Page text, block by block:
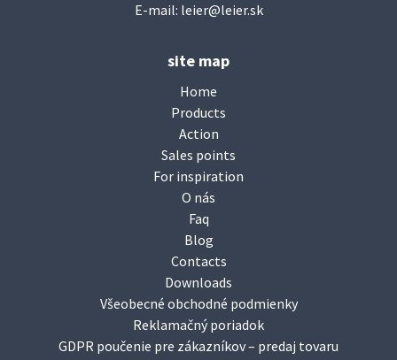
E-mail: leier@leier.sk
site map
Home
Products
Action
Sales points
For inspiration
O nás
Faq
Blog
Contacts
Downloads
Všeobecné obchodné podmienky
Reklamačný poriadok
GDPR poučenie pre zákazníkov – predaj tovaru